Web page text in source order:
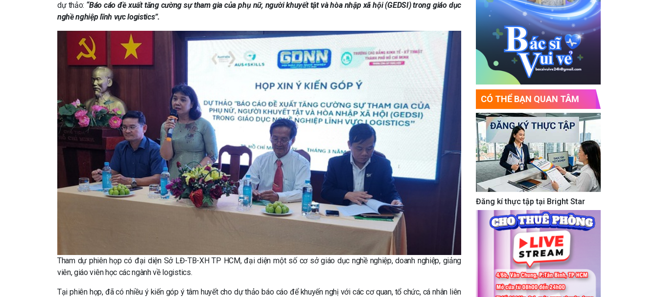
dự thảo: “Báo cáo đề xuất tăng cường sự tham gia của phụ nữ, người khuyết tật và hòa nhập xã hội (GEDSI) trong giáo dục
nghề nghiệp lĩnh vực logistics”.
Tham dự phiên họp có đại diện Sở LĐ-TB-XH TP HCM, đại diện một số cơ sở giáo dục nghề nghiệp, doanh nghiệp, giảng
viên, giáo viên học các ngành về logistics.
Tại phiên họp, đã có nhiều ý kiến góp ý tâm huyết cho dự thảo báo cáo để khuyến nghị với các cơ quan, tổ chức, cá nhân liên
CÓ THỂ BẠN QUAN TÂM
Đăng kí thực tập tại Bright Star